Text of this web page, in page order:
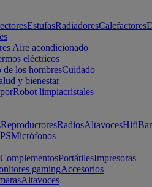
EstufasRadiadoresCalefactores
Aire acondicionado
eléctricos
de los hombresCuidado
y bienestar
Robot limpiacristales
ReproductoresRadiosAltavocesHifi
Micrófonos
ComplementosPortátilesImpresoras
gamingAccesorios
Altavoces